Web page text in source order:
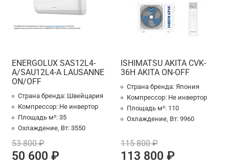
ENERGOLUX SAS12L4-
A/SAU12L4-A LAUSANNE
ON/OFF
Страна бренда: Швейцария
Компрессор: Не инвертор
Площадь м²: 35
Охлаждение, Вт: 3550
53 800 ₽
50 600 ₽
ISHIMATSU AKITA CVK-
36H AKITA ON-OFF
Страна бренда: Япония
Компрессор: Не инвертор
Площадь м²: 110
Охлаждение, Вт: 9960
115 800 ₽
113 800 ₽